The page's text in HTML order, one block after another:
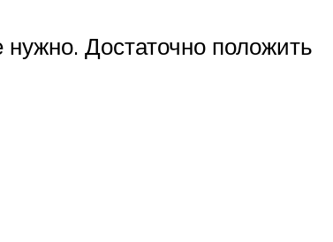
Достаточно положить